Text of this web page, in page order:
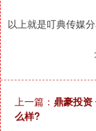
以上就是叮典传媒
上一篇： 鼎豪投资
么样?